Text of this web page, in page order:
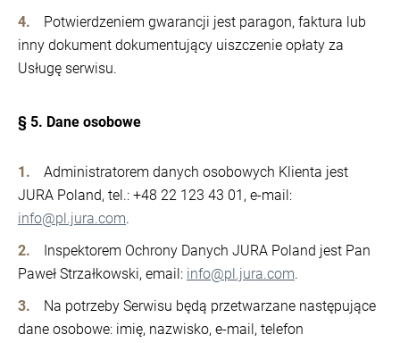
Potwierdzeniem gwarancji jest paragon, faktura lub
inny dokument dokumentujący uiszczenie opłaty za
Usługę serwisu.
§ 5. Dane osobowe
Administratorem danych osobowych Klienta jest
JURA Poland, tel.: +48 22 123 43 01, e-mail:
info@pl.jura.com.
Inspektorem Ochrony Danych JURA Poland jest Pan
Paweł Strzałkowski, email: info@pl.jura.com.
Na potrzeby Serwisu będą przetwarzane następujące
dane osobowe: imię, nazwisko, e-mail, telefon